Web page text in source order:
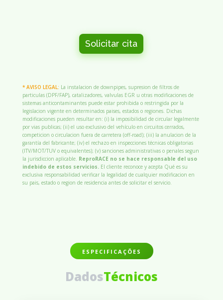
Solicitar cita
* AVISO LEGAL: La instalacion de downpipes, supresion de filtros de
particulas (DPF/FAP), catalizadores, valvulas EGR u otras modificaciones de
sistemas anticontaminantes puede estar prohibida o restringida por la
legislacion vigente en determinados paises, estados o regiones. Dichas
modificaciones pueden resultar en: (i) la imposibilidad de circular legalmente
por vias publicas; (ii) el uso exclusivo del vehículo en circuitos cerrados,
competicion o circulacion fuera de carretera (off-road); (iii) la anulacion de la
garantía del fabricante; (iv) el rechazo en inspecciones técnicas obligatorias
(ITV/MOT/TUV o equivalentes); (v) sanciones administrativas o penales segun
la jurisdiccion aplicable. ReproRACE no se hace responsable del uso
indebido de estos servicios. El cliente reconoce y acepta Qué es su
exclusiva responsabilidad verificar la legalidad de cualquier modificacion en
su pais, estado o region de residencia antes de solicitar el servicio.
ESPECIFICAÇÕES
DadosTécnicos